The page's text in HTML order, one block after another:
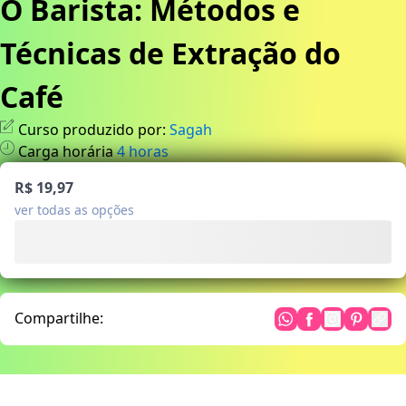
O Barista: Métodos e
Técnicas de Extração do
Café
Curso produzido por: Sagah
Carga horária4horas
R$ 19,97
ver todas as opções
Compartilhe: